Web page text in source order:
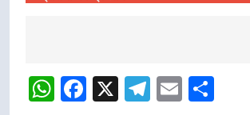
Navigation
WhatsApp
Facebook
X Telegram
Email